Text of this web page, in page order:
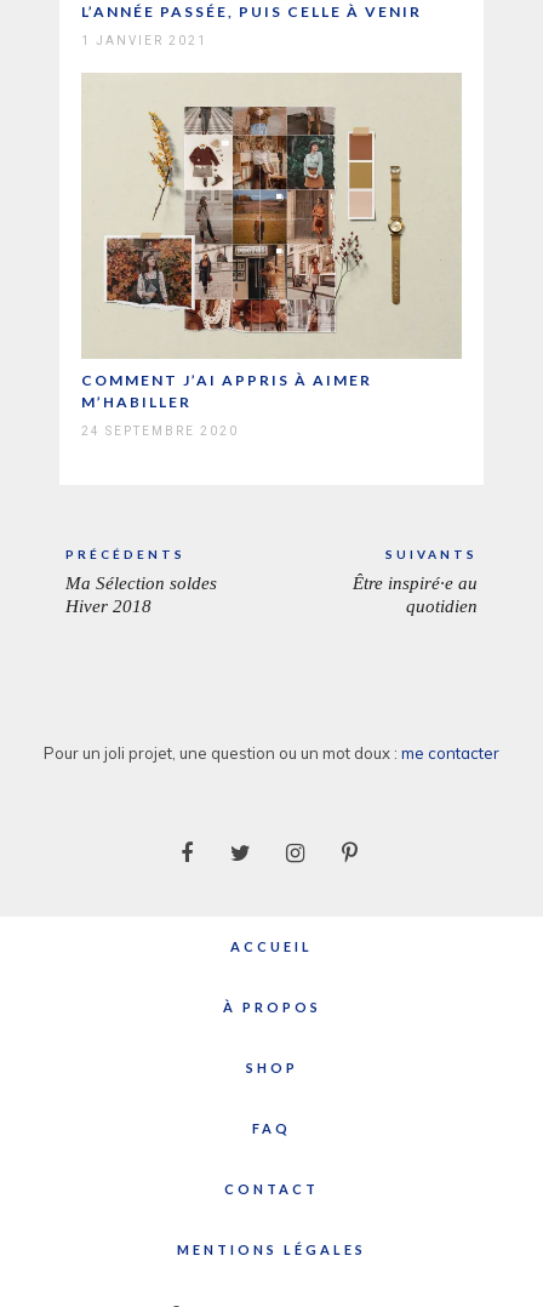
L’ANNÉE PASSÉE, PUIS CELLE À VENIR
1 JANVIER 2021
COMMENT J’AI APPRIS À AIMER
M’HABILLER
24 SEPTEMBRE 2020
l’article
PRÉCÉDENTS
ARTICLE
Ma Sélection soldes
Hiver 2018
SUIVANTS
Être inspiré·e au
quotidien
Pour un joli projet, une question ou un mot doux : me contacter
ACCUEIL
À PROPOS
SHOP
FAQ
CONTACT
MENTIONS LÉGALES